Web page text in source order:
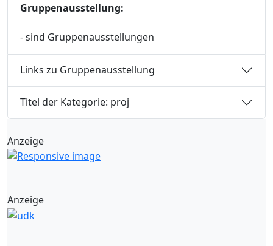
Gruppenausstellung:
- sind Gruppenausstellungen
Links zu Gruppenausstellung
Titel der Kategorie: proj
Anzeige
Anzeige